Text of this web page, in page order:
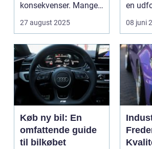
konsekvenser. Mange
uly...
27 august 2025
en
08 juni
Køb ny bil: En
omfattende guide
til bilkøbet